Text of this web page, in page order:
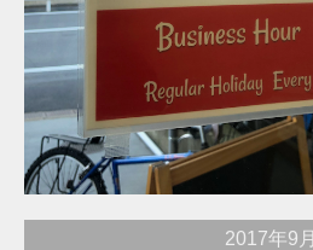
2017年9月